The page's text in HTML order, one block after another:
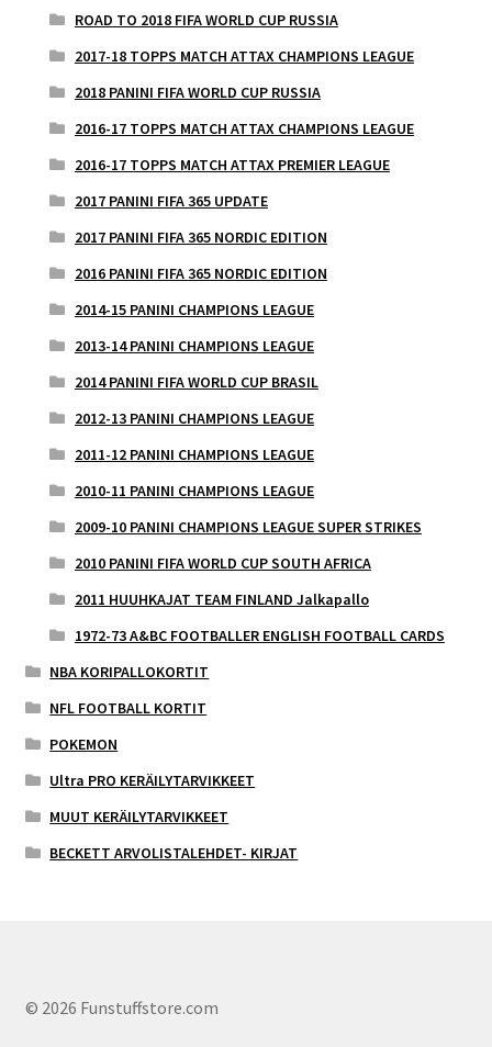
ROAD TO 2018 FIFA WORLD CUP RUSSIA
2017-18 TOPPS MATCH ATTAX CHAMPIONS LEAGUE
2018 PANINI FIFA WORLD CUP RUSSIA
2016-17 TOPPS MATCH ATTAX CHAMPIONS LEAGUE
2016-17 TOPPS MATCH ATTAX PREMIER LEAGUE
2017 PANINI FIFA 365 UPDATE
2017 PANINI FIFA 365 NORDIC EDITION
2016 PANINI FIFA 365 NORDIC EDITION
2014-15 PANINI CHAMPIONS LEAGUE
2013-14 PANINI CHAMPIONS LEAGUE
2014 PANINI FIFA WORLD CUP BRASIL
2012-13 PANINI CHAMPIONS LEAGUE
2011-12 PANINI CHAMPIONS LEAGUE
2010-11 PANINI CHAMPIONS LEAGUE
2009-10 PANINI CHAMPIONS LEAGUE SUPER STRIKES
2010 PANINI FIFA WORLD CUP SOUTH AFRICA
2011 HUUHKAJAT TEAM FINLAND Jalkapallo
1972-73 A&BC FOOTBALLER ENGLISH FOOTBALL CARDS
NBA KORIPALLOKORTIT
NFL FOOTBALL KORTIT
POKEMON
Ultra PRO KERÄILYTARVIKKEET
MUUT KERÄILYTARVIKKEET
BECKETT ARVOLISTALEHDET- KIRJAT
© 2026 Funstuffstore.com